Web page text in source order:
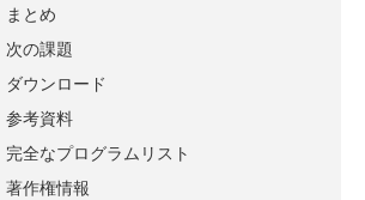
まとめ
次の課題
ダウンロード
参考資料
完全なプログラムリスト
著作権情報